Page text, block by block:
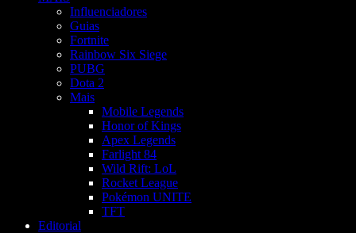
Influenciadores
Guias
Fortnite
Rainbow Six Siege
PUBG
Dota 2
Mais
Mobile Legends
Honor of Kings
Apex Legends
Farlight 84
Wild Rift: LoL
Rocket League
Pokémon UNITE
TFT
Editorial